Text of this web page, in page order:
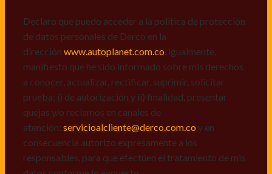
responsables, para que efectúen el tratamiento de mis
datos conforme lo expuesto.
Declaro que puedo acceder a la política de protección
de datos personales de Derco en la
dirección www.autoplanet.com.co , igualmente,
manifiesto que he sido informado sobre mis derechos
a conocer, actualizar, rectificar, suprimir, solicitar
prueba: i) de autorización y ii) finalidad, presentar
quejas y/o reclamos en canales de
atención: servicioalcliente@derco.com.co y en
consecuencia autorizo expresamente a los
responsables, para que efectúen el tratamiento de mis